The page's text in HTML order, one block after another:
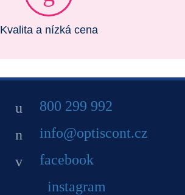
Kvalita a nízká cena
800 299 992
info@optiscont.cz
facebook
instagram